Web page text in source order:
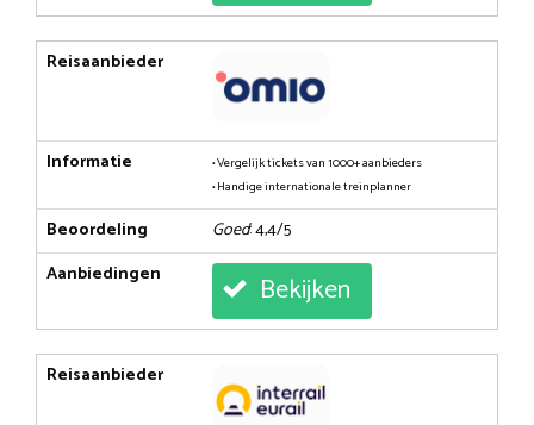
Reisaanbieder
Informatie
• Vergelijk tickets van 1000+ aanbieders
• Handige internationale treinplanner
Beoordeling Goed: 4,4/5
Aanbiedingen
Bekijken
Reisaanbieder